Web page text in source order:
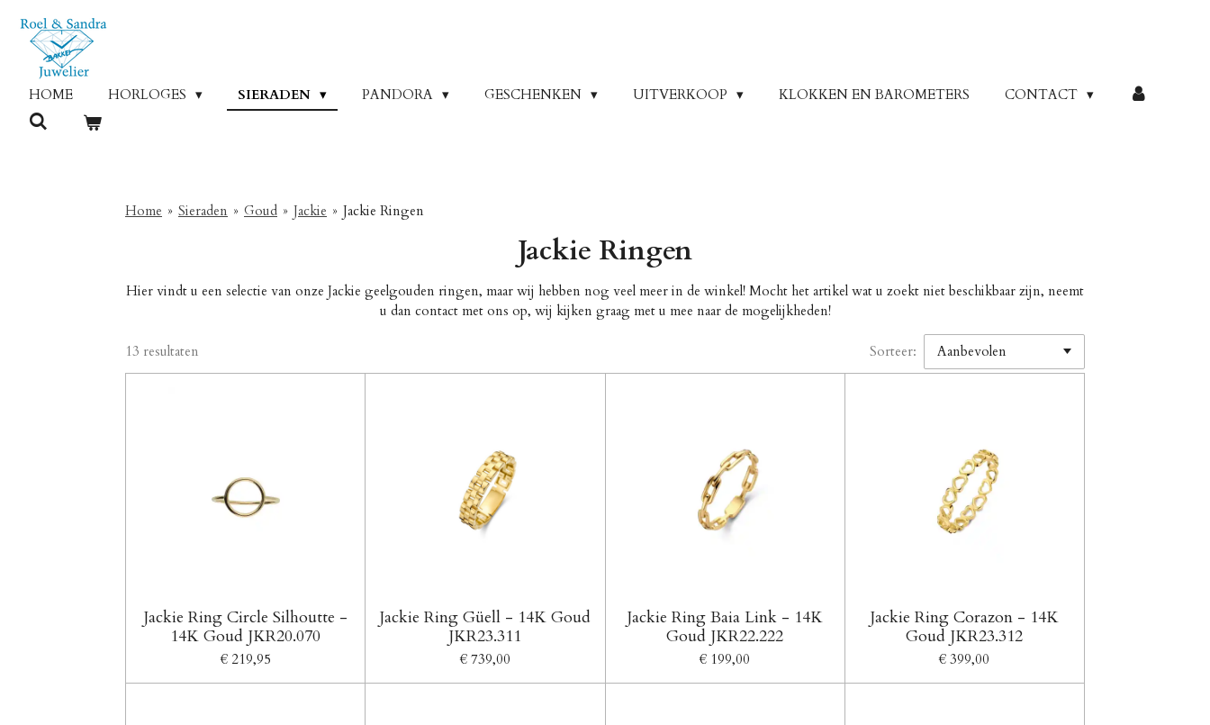
Ga
direct
hoofdinhoud
HOME HORLOGES SIERADEN PANDORA GESCHENKEN UITVERKOOP KLOKKEN EN BAROMETERS CONTACT
Home » Sieraden » Goud » Jackie » Jackie Ringen
Jackie Ringen
Hier vindt u een selectie van onze Jackie geelgouden ringen, maar wij hebben nog veel meer in de winkel! Mocht het artikel wat u zoekt niet beschikbaar zijn, neemt
u dan contact met ons op, wij kijken graag met u mee naar de mogelijkheden!
13 resultaten Sorteer:
Jackie Ring Circle Silhoutte -
14K Goud JKR20.070
€ 219,95
Jackie Ring Güell - 14K Goud
JKR23.311
€ 739,00
Jackie Ring Baia Link - 14K
Goud JKR22.222
€ 199,00
Jackie Ring Corazon - 14K
Goud JKR23.312
€ 399,00